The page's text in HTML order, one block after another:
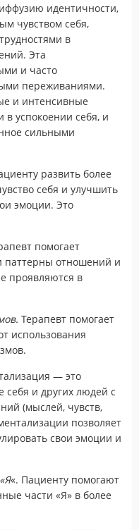
идентичности,
чувством себя,
в
Эта
и часто
переживаниями.
и интенсивные
в успокоении себя, и
сильными
развить более
себя и улучшить
эмоции. Это
помогает
паттерны отношений и
проявляются в
Терапевт помогает
использования
— это
себя и других людей с
(мыслей, чувств,
позволяет
свои эмоции и
«. Пациенту помогают
части «Я» в более